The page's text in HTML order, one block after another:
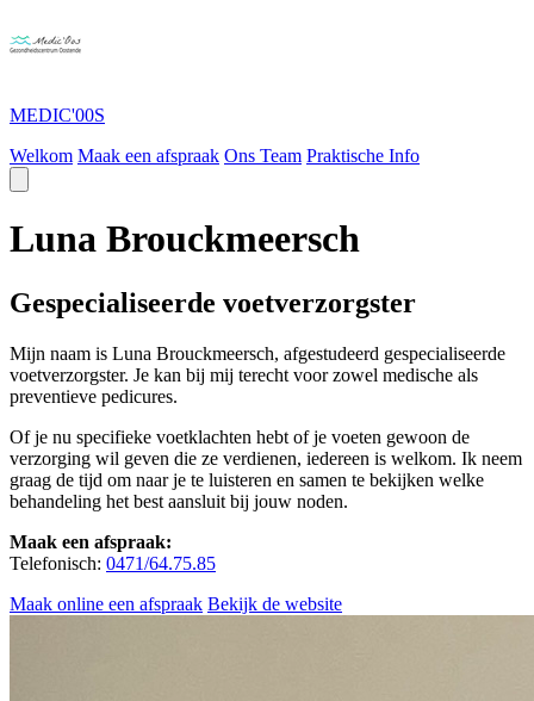
MEDIC'00S
Welkom Maak een afspraak Ons Team Praktische Info
Luna Brouckmeersch
Gespecialiseerde voetverzorgster
Mijn naam is Luna Brouckmeersch, afgestudeerd gespecialiseerde
voetverzorgster. Je kan bij mij terecht voor zowel medische als
preventieve pedicures.
Of je nu specifieke voetklachten hebt of je voeten gewoon de
verzorging wil geven die ze verdienen, iedereen is welkom. Ik neem
graag de tijd om naar je te luisteren en samen te bekijken welke
behandeling het best aansluit bij jouw noden.
Maak een afspraak:
Telefonisch: 0471/64.75.85
Maak online een afspraak Bekijk de website